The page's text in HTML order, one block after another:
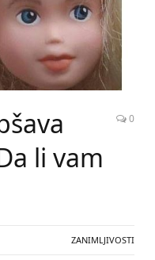
li vam
0
ZANIMLJIVOSTI